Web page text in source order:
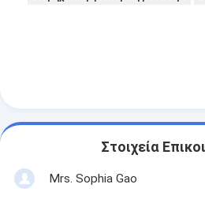
Στοιχεία
Mrs. Sophia Gao